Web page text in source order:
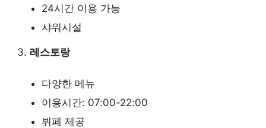
24시간 이용 가능
샤워시설
레스토랑
다양한 메뉴
이용시간: 07:00-22:00
뷔페 제공